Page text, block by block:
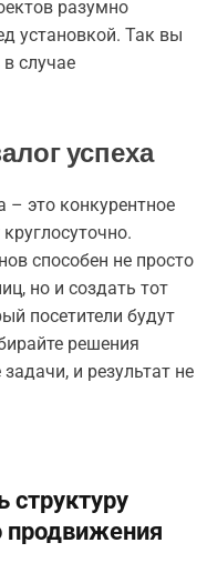
разумно
установкой. Так вы
случае
успеха
– это конкурентное
способен не просто
но и создать тот
посетители будут
решения
и результат не
структуру
продвижения